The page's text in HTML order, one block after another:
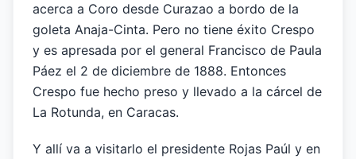
acerca a Coro desde Curazao a bordo de la
goleta Anaja-Cinta. Pero no tiene éxito Crespo
y es apresada por el general Francisco de Paula
Páez el 2 de diciembre de 1888. Entonces
Crespo fue hecho preso y llevado a la cárcel de
La Rotunda, en Caracas.
Y allí va a visitarlo el presidente Rojas Paúl y en